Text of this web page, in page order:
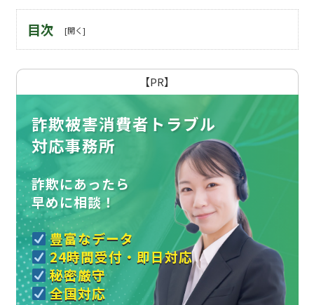
目次
【PR】
詐欺被害消費者トラブル
対応事務所
詐欺にあったら
早めに相談！
豊富なデータ
24時間受付・即日対応
秘密厳守
全国対応